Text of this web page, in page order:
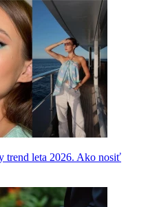
trend leta 2026. Ako nosiť